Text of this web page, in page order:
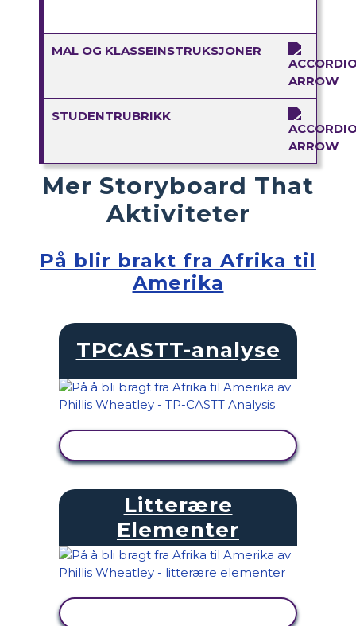
MAL OG KLASSEINSTRUKSJONER
STUDENTRUBRIKK
Mer Storyboard That
Aktiviteter
På blir brakt fra Afrika til
Amerika
TPCASTT-analyse
Litterære
Elementer